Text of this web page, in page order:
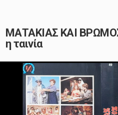
ΜΑΤΑΚΙΑΣ ΚΑΙ
η ταινία